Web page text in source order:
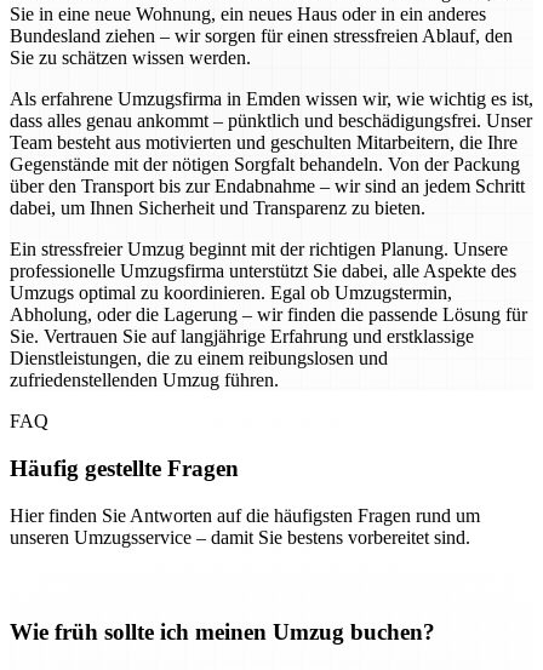
Sie in eine neue Wohnung, ein neues Haus oder in ein anderes
Bundesland ziehen – wir sorgen für einen stressfreien Ablauf, den
Sie zu schätzen wissen werden.
Als erfahrene Umzugsfirma in Emden wissen wir, wie wichtig es ist,
dass alles genau ankommt – pünktlich und beschädigungsfrei. Unser
Team besteht aus motivierten und geschulten Mitarbeitern, die Ihre
Gegenstände mit der nötigen Sorgfalt behandeln. Von der Packung
über den Transport bis zur Endabnahme – wir sind an jedem Schritt
dabei, um Ihnen Sicherheit und Transparenz zu bieten.
Ein stressfreier Umzug beginnt mit der richtigen Planung. Unsere
professionelle Umzugsfirma unterstützt Sie dabei, alle Aspekte des
Umzugs optimal zu koordinieren. Egal ob Umzugstermin,
Abholung, oder die Lagerung – wir finden die passende Lösung für
Sie. Vertrauen Sie auf langjährige Erfahrung und erstklassige
Dienstleistungen, die zu einem reibungslosen und
zufriedenstellenden Umzug führen.
FAQ
Häufig gestellte Fragen
Hier finden Sie Antworten auf die häufigsten Fragen rund um
unseren Umzugsservice – damit Sie bestens vorbereitet sind.
Wie früh sollte ich meinen Umzug buchen?